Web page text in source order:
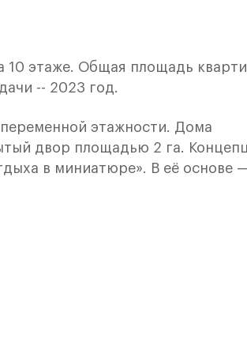
10 этаже. Общая площадь
-- 2023 год.
этажности. Дома
двор площадью 2 га.
в миниатюре». В её основе
точки города будет легкой и